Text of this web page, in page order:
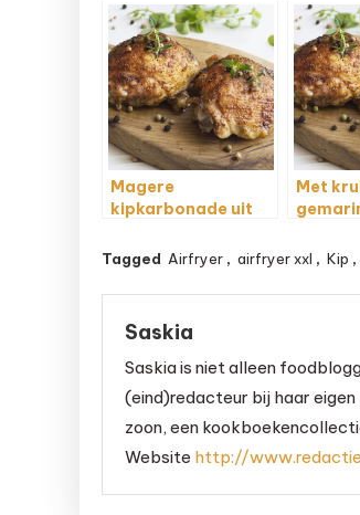
Magere
kipkarbonade uit
Met
Tagged Airfryer , airfryer xxl , Kip ,
Saskia
Saskia is niet alleen
(eind)redacteur bij haar
zoon, een
Website http://